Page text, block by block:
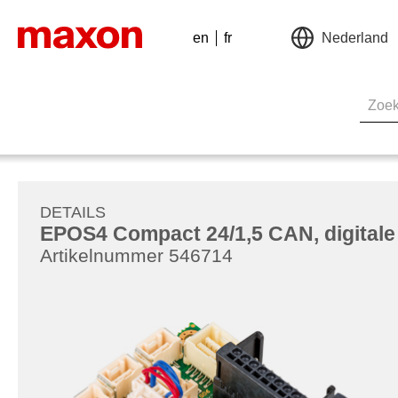
en fr Nederland
DETAILS
EPOS4 Compact 24/1,5 CAN,
Artikelnummer 546714